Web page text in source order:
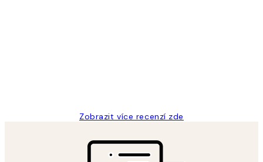
Zobrazit více recenzí zde